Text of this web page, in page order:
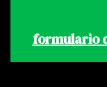
formulario